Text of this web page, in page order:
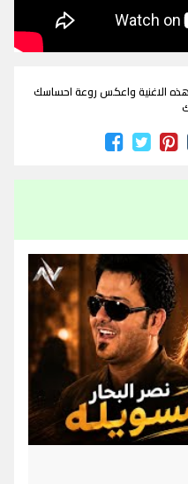
الاغنية واعكس روعة احساسك